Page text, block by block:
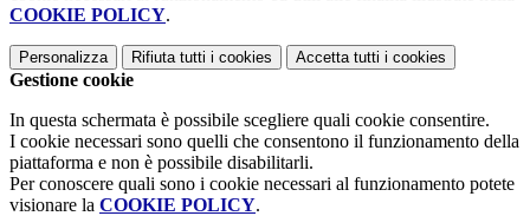
COOKIE POLICY.
Personalizza Rifiuta tutti i cookies Accetta tutti i cookies
Gestione cookie
In questa schermata è possibile scegliere quali cookie consentire.
I cookie necessari sono quelli che consentono il funzionamento della
piattaforma e non è possibile disabilitarli.
Per conoscere quali sono i cookie necessari al funzionamento potete
visionare la COOKIE POLICY.